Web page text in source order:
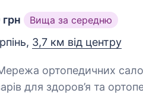
Вища за середню
3,7 км від центру
для здоров’я та